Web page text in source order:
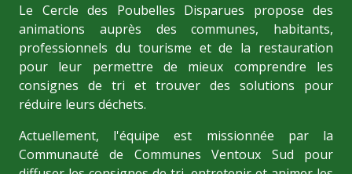
Le Cercle des Poubelles Disparues propose des
animations auprès des communes, habitants,
professionnels du tourisme et de la restauration
pour leur permettre de mieux comprendre les
consignes de tri et trouver des solutions pour
réduire leurs déchets.
Actuellement, l'équipe est missionnée par la
Communauté de Communes Ventoux Sud pour